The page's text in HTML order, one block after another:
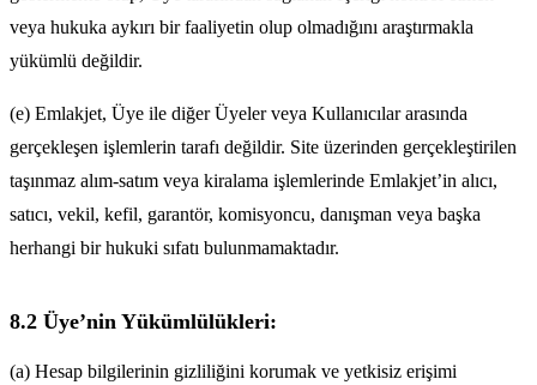
veya hukuka aykırı bir faaliyetin olup olmadığını araştırmakla
yükümlü değildir.
(e) Emlakjet, Üye ile diğer Üyeler veya Kullanıcılar arasında
gerçekleşen işlemlerin tarafı değildir. Site üzerinden gerçekleştirilen
taşınmaz alım-satım veya kiralama işlemlerinde Emlakjet’in alıcı,
satıcı, vekil, kefil, garantör, komisyoncu, danışman veya başka
herhangi bir hukuki sıfatı bulunmamaktadır.
8.2 Üye’nin Yükümlülükleri:
(a) Hesap bilgilerinin gizliliğini korumak ve yetkisiz erişimi